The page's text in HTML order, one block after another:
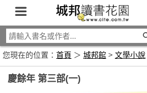
您現在的位置： 首頁 ＞ 城邦館 > 文學小說
慶餘年 第三部(一)